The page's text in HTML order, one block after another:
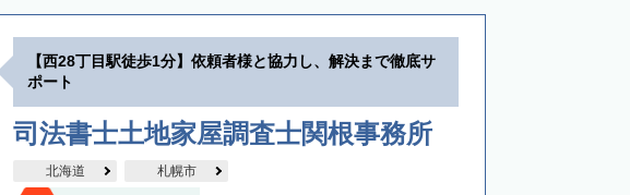
【西28丁目駅徒歩1分】依頼者様と協力し、解決まで徹底サ
ポート
司法書士土地家屋調査士関根事務所
北海道 札幌市